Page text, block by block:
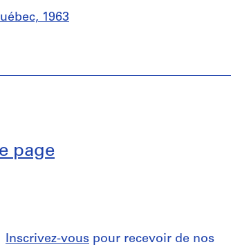
1963
page
Inscrivez-vous pour recevoir de nos